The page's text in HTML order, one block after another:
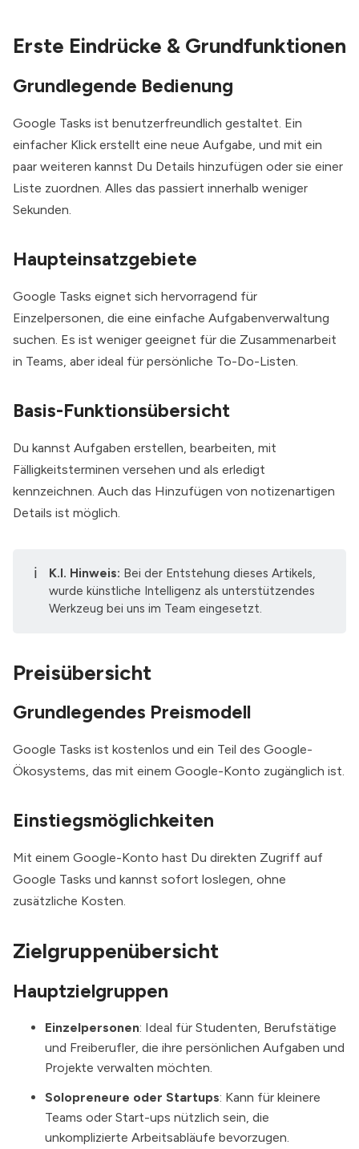
Erste Eindrücke & Grundfunktionen
Grundlegende Bedienung
Google Tasks ist benutzerfreundlich gestaltet. Ein
einfacher Klick erstellt eine neue Aufgabe, und mit ein
paar weiteren kannst Du Details hinzufügen oder sie einer
Liste zuordnen. Alles das passiert innerhalb weniger
Sekunden.
Haupteinsatzgebiete
Google Tasks eignet sich hervorragend für
Einzelpersonen, die eine einfache Aufgabenverwaltung
suchen. Es ist weniger geeignet für die Zusammenarbeit
in Teams, aber ideal für persönliche To-Do-Listen.
Basis-Funktionsübersicht
Du kannst Aufgaben erstellen, bearbeiten, mit
Fälligkeitsterminen versehen und als erledigt
kennzeichnen. Auch das Hinzufügen von notizenartigen
Details ist möglich.
ℹ️ K.I. Hinweis: Bei der Entstehung dieses Artikels,
wurde künstliche Intelligenz als unterstützendes
Werkzeug bei uns im Team eingesetzt.
Preisübersicht
Grundlegendes Preismodell
Google Tasks ist kostenlos und ein Teil des Google-
Ökosystems, das mit einem Google-Konto zugänglich ist.
Einstiegsmöglichkeiten
Mit einem Google-Konto hast Du direkten Zugriff auf
Google Tasks und kannst sofort loslegen, ohne
zusätzliche Kosten.
Zielgruppenübersicht
Hauptzielgruppen
Einzelpersonen: Ideal für Studenten, Berufstätige
und Freiberufler, die ihre persönlichen Aufgaben und
Projekte verwalten möchten.
Solopreneure oder Startups: Kann für kleinere
Teams oder Start-ups nützlich sein, die
unkomplizierte Arbeitsabläufe bevorzugen.